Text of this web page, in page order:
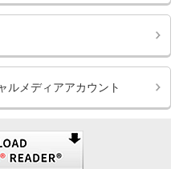
ルメディアアカウント